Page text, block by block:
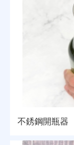
不銹鋼開瓶器